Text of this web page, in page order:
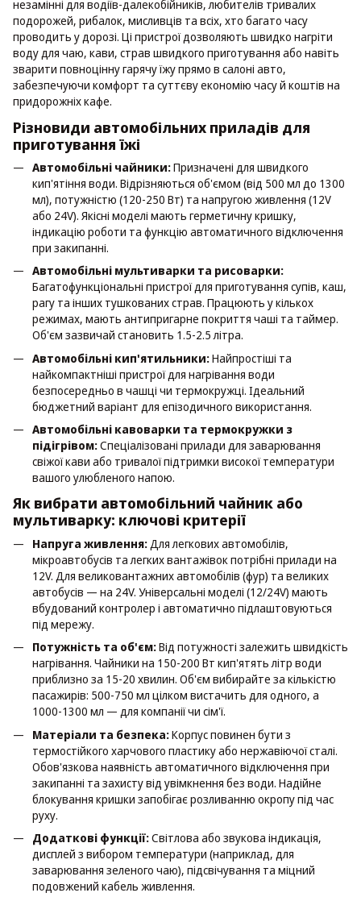
незамінні для водіїв-далекобійників, любителів тривалих
подорожей, рибалок, мисливців та всіх, хто багато часу
проводить у дорозі. Ці пристрої дозволяють швидко нагріти
воду для чаю, кави, страв швидкого приготування або навіть
зварити повноцінну гарячу їжу прямо в салоні авто,
забезпечуючи комфорт та суттєву економію часу й коштів на
придорожніх кафе.
Різновиди автомобільних приладів для
приготування їжі
Автомобільні чайники:Призначені для швидкого
кип'ятіння води. Відрізняються об'ємом (від 500 мл до 1300
мл), потужністю (120-250 Вт) та напругою живлення (12V
або 24V). Якісні моделі мають герметичну кришку,
індикацію роботи та функцію автоматичного відключення
при закипанні.
Автомобільні мультиварки та рисоварки:
Багатофункціональні пристрої для приготування супів, каш,
рагу та інших тушкованих страв. Працюють у кількох
режимах, мають антипригарне покриття чаші та таймер.
Об'єм зазвичай становить 1.5-2.5 літра.
Автомобільні кип'ятильники:Найпростіші та
найкомпактніші пристрої для нагрівання води
безпосередньо в чашці чи термокружці. Ідеальний
бюджетний варіант для епізодичного використання.
Автомобільні кавоварки та термокружки з
підігрівом:Спеціалізовані прилади для заварювання
свіжої кави або тривалої підтримки високої температури
вашого улюбленого напою.
Як вибрати автомобільний чайник або
мультиварку: ключові критерії
Напруга живлення: Для легкових автомобілів,
мікроавтобусів та легких вантажівок потрібні прилади на
12V. Для великовантажних автомобілів (фур) та великих
автобусів — на 24V. Універсальні моделі (12/24V) мають
вбудований контролер і автоматично підлаштовуються
під мережу.
Потужність та об'єм:Від потужності залежить швидкість
нагрівання. Чайники на 150-200 Вт кип'ятять літр води
приблизно за 15-20 хвилин. Об'єм вибирайте за кількістю
пасажирів: 500-750 мл цілком вистачить для одного, а
1000-1300 мл — для компанії чи сім'ї.
Матеріали та безпека:Корпус повинен бути з
термостійкого харчового пластику або нержавіючої сталі.
Обов'язкова наявність автоматичного відключення при
закипанні та захисту від увімкнення без води. Надійне
блокування кришки запобігає розливанню окропу під час
руху.
Додаткові функції:Світлова або звукова індикація,
дисплей з вибором температури (наприклад, для
заварювання зеленого чаю), підсвічування та міцний
подовжений кабель живлення.